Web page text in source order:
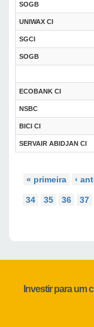
SOGB
UNIWAX CI
SGCI
SOGB
ECOBANK CI
NSBC
BICI CI
SERVAIR ABIDJAN CI
« primeira ‹
34
35 36 37
Investir para um